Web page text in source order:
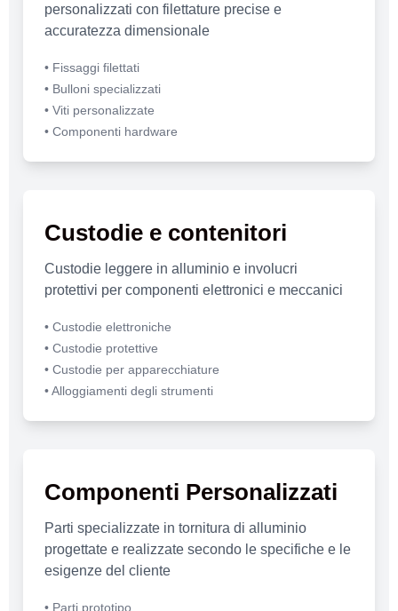
personalizzati con filettature precise e
accuratezza dimensionale
• Fissaggi filettati
• Bulloni specializzati
• Viti personalizzate
• Componenti hardware
Custodie e contenitori
Custodie leggere in alluminio e involucri
protettivi per componenti elettronici e meccanici
• Custodie elettroniche
• Custodie protettive
• Custodie per apparecchiature
• Alloggiamenti degli strumenti
Componenti Personalizzati
Parti specializzate in tornitura di alluminio
progettate e realizzate secondo le specifiche e le
esigenze del cliente
• Parti prototipo